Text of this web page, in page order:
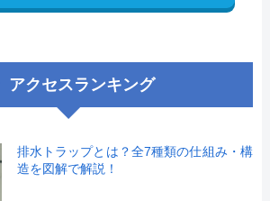
アクセスランキング
排水トラップとは？全7種類の仕組み・構
造を図解で解説！